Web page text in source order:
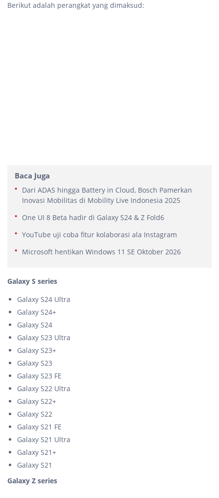
Berikut adalah perangkat yang dimaksud:
Baca Juga
Dari ADAS hingga Battery in Cloud, Bosch Pamerkan
Inovasi Mobilitas di Mobility Live Indonesia 2025
One UI 8 Beta hadir di Galaxy S24 & Z Fold6
YouTube uji coba fitur kolaborasi ala Instagram
Microsoft hentikan Windows 11 SE Oktober 2026
Galaxy S series
Galaxy S24 Ultra
Galaxy S24+
Galaxy S24
Galaxy S23 Ultra
Galaxy S23+
Galaxy S23
Galaxy S23 FE
Galaxy S22 Ultra
Galaxy S22+
Galaxy S22
Galaxy S21 FE
Galaxy S21 Ultra
Galaxy S21+
Galaxy S21
Galaxy Z series